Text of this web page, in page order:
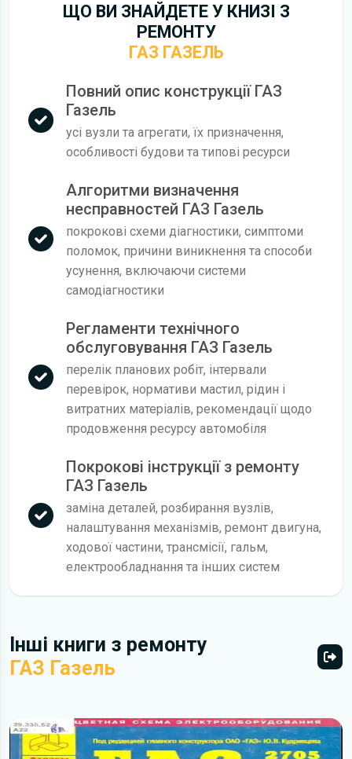
ЩО ВИ ЗНАЙДЕТЕ У КНИЗІ З
РЕМОНТУ
ГАЗ ГАЗЕЛЬ
Повний опис конструкції ГАЗ
Газель
усі вузли та агрегати, їх призначення,
особливості будови та типові ресурси
Алгоритми визначення
несправностей ГАЗ Газель
покрокові схеми діагностики, симптоми
поломок, причини виникнення та способи
усунення, включаючи системи
самодіагностики
Регламенти технічного
обслуговування ГАЗ Газель
перелік планових робіт, інтервали
перевірок, нормативи мастил, рідин і
витратних матеріалів, рекомендації щодо
продовження ресурсу автомобіля
Покрокові інструкції з ремонту
ГАЗ Газель
заміна деталей, розбирання вузлів,
налаштування механізмів, ремонт двигуна,
ходової частини, трансмісії, гальм,
електрообладнання та інших систем
Інші книги з ремонту
ГАЗ Газель